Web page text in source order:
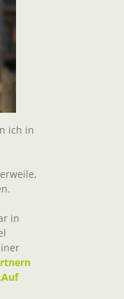
ich in
in